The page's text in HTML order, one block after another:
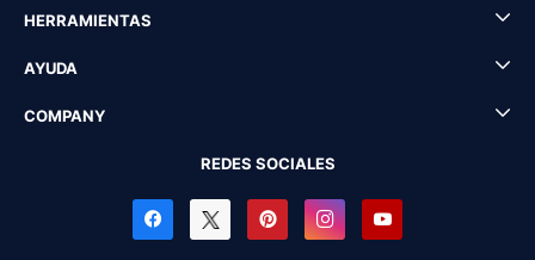
HERRAMIENTAS
AYUDA
COMPANY
REDES SOCIALES